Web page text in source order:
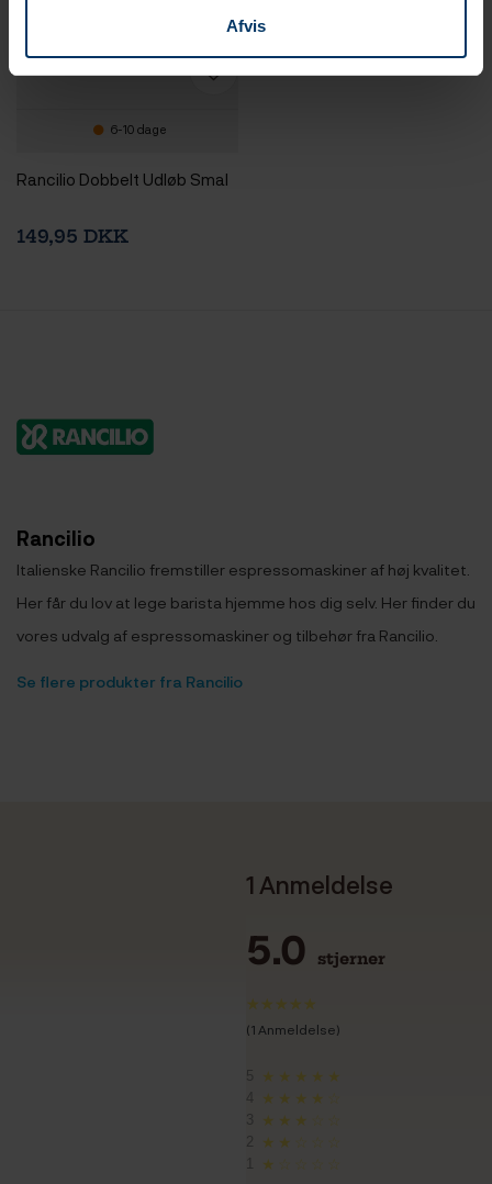
Afvis
6-10 dage
Rancilio Dobbelt Udløb Smal
149,95 DKK
Rancilio
Italienske Rancilio fremstiller espressomaskiner af høj kvalitet.
Her får du lov at lege barista hjemme hos dig selv. Her finder du
vores udvalg af espressomaskiner og tilbehør fra Rancilio.
Se flere produkter fra Rancilio
1 Anmeldelse
5.0 stjerner
(1 Anmeldelse)
5 ★★★★★
★★★★☆
3 ★★★☆☆
2 ★★☆☆☆
★☆☆☆☆